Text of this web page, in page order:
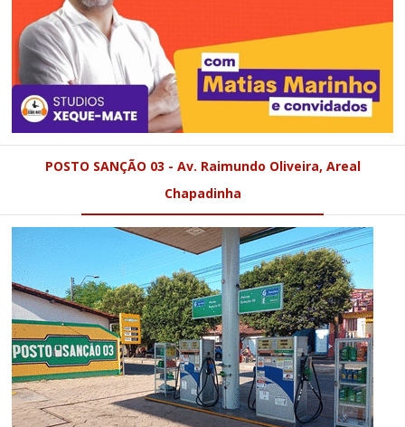
POSTO SANÇÃO 03 - Av. Raimundo Oliveira, Areal
Chapadinha